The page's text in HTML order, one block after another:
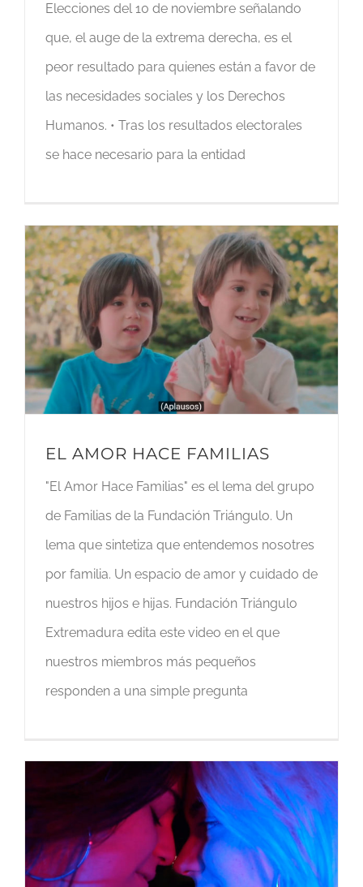
Elecciones del 10 de noviembre señalando
que, el auge de la extrema derecha, es el
peor resultado para quienes están a favor de
las necesidades sociales y los Derechos
Humanos. • Tras los resultados electorales
se hace necesario para la entidad
EL AMOR HACE FAMILIAS
"El Amor Hace Familias" es el lema del grupo
de Familias de la Fundación Triángulo. Un
lema que sintetiza que entendemos nosotres
por familia. Un espacio de amor y cuidado de
nuestros hijos e hijas. Fundación Triángulo
Extremadura edita este video en el que
nuestros miembros más pequeños
responden a una simple pregunta